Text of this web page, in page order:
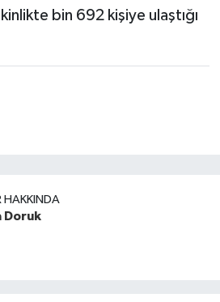
bin 692 kişiye ulaştığı
HAKKINDA
Doruk